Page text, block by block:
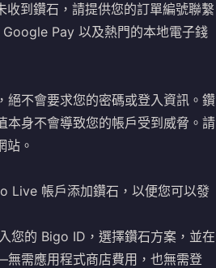
到鑽石，請提供您的訂單編號聯繫
Pay 以及熱門的本地電子錢
絕不會要求您的密碼或登入資訊。鑽
身不會導致您的帳戶受到威脅。請
站。
Live 帳戶添加鑽石，以便您可以發
您的 Bigo ID，選擇鑽石方案，並在
需應用程式商店費用，也無需登